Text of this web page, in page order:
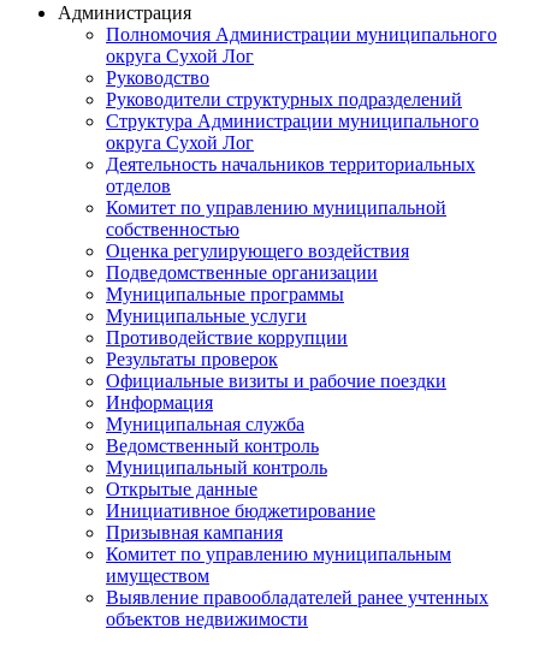
Администрация
Полномочия Администрации муниципального
округа Сухой Лог
Руководство
Руководители структурных подразделений
Структура Администрации муниципального
округа Сухой Лог
Деятельность начальников территориальных
отделов
Комитет по управлению муниципальной
собственностью
Оценка регулирующего воздействия
Подведомственные организации
Муниципальные программы
Муниципальные услуги
Противодействие коррупции
Результаты проверок
Официальные визиты и рабочие поездки
Информация
Муниципальная служба
Ведомственный контроль
Муниципальный контроль
Открытые данные
Инициативное бюджетирование
Призывная кампания
Комитет по управлению муниципальным
имуществом
Выявление правообладателей ранее учтенных
объектов недвижимости